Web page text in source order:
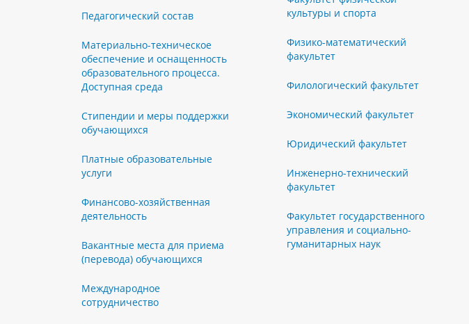
Педагогический состав
Материально-техническое
обеспечение и оснащенность
образовательного процесса.
Доступная среда
Стипендии и меры поддержки
обучающихся
Платные образовательные
услуги
Финансово-хозяйственная
деятельность
Вакантные места для приема
(перевода) обучающихся
Международное
сотрудничество
культуры и спорта
Физико-математический
факультет
Филологический факультет
Экономический факультет
Юридический факультет
Инженерно-технический
факультет
Факультет государственного
управления и социально-
гуманитарных наук